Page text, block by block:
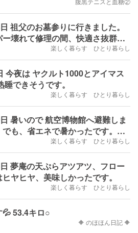
祖父のお墓参りに行きました。
ー壊れて修理の間、快適さ抜群の
車に乗ってます。楽しく暮らす ひとり暮らし
今夜は ヤクルト1000とアイマス
睡できそうです。
楽しく暮らす ひとり暮らし
暑いので 航空博物館へ避難しま
でも、省エネで暑かったです。成
空港の歴史に見て学生運動を思い
した。
楽しく暮らす ひとり暮らし
夢庵の天ぷらアツアツ、フロー
ヤヒヤ、美味しかったです。
楽しく暮らす ひとり暮らし
💦 53.4キロ○
🔶 のほほん日記 🔶